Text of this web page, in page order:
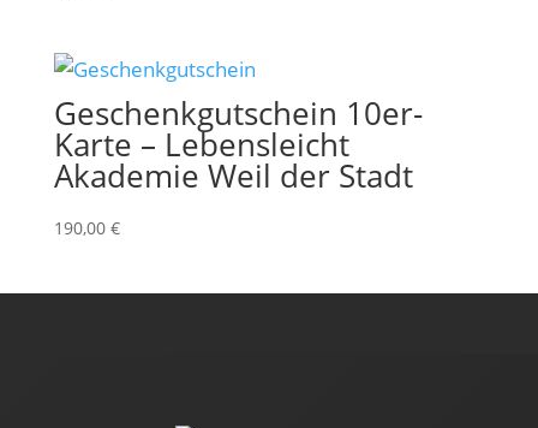
Geschenkgutschein 10er-
Karte – Lebensleicht
Akademie Weil der Stadt
190,00 €